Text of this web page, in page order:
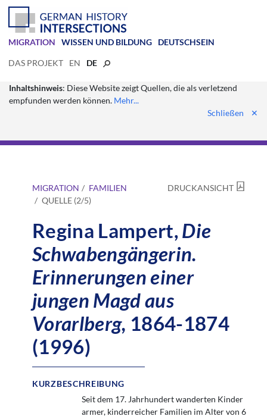
MIGRATION WISSEN UND BILDUNG DEUTSCHSEIN
DAS PROJEKT EN DE
Inhaltshinweis: Diese Website zeigt Quellen, die als verletzend
empfunden werden können. Mehr...
Schließen
✕
MIGRATION
FAMILIEN
QUELLE (2/5)
DRUCKANSICHT
Regina Lampert,Die
Schwabengängerin.
Erinnerungen einer
jungen Magd aus
Vorarlberg, 1864-1874
(1996)
KURZBESCHREIBUNG
Seit dem 17. Jahrhundert wanderten Kinder
armer, kinderreicher Familien im Alter von 6